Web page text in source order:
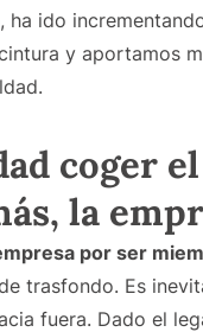
ido
y aportamos
coger
la
por ser
trasfondo. Es
fuera. Dado el